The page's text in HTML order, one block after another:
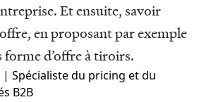
Et ensuite, savoir
en proposant par exemple
forme d’offre à tiroirs.
Spécialiste du pricing et du
B2B